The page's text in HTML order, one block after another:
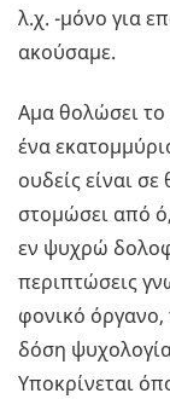
λ.χ. -μόνο για
ακούσαμε.
Αμα θολώσει
ένα
ουδείς είναι
στομώσει από
εν ψυχρώ
περιπτώσεις
φονικό όργανο,
δόση
Υποκρίνεται